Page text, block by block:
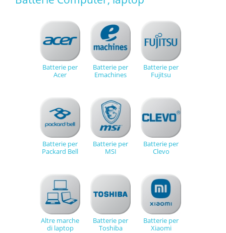
Batterie per
Acer
Batterie per
Emachines
Batterie per
Fujitsu
Batterie per
Packard Bell
Batterie per
MSI
Batterie per
Clevo
Altre marche
di laptop
Batterie per
Toshiba
Batterie per
Xiaomi